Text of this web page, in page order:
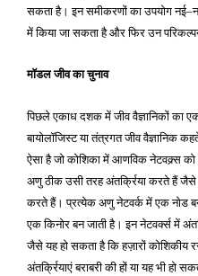
सकता है। इन समीकरणों का उपयोग नई–
में किया जा सकता है और फिर उन
मॉडल जीव का चुनाव
पिछले एकाध दशक में जीव वैज्ञानिकों का
बायोलॉजिस्ट या तंत्रगत जीव वैज्ञानिक
ऐसा है जो कोशिका में आणविक नेटवक्र्स
अणु ठीक उसी तरह अंतर्क्रिया करते हैं जैसे
करते हैं। प्रत्येक अणु नेटवर्क में एक नोड
एक किनोर बन जाती है। इन नेटवर्क्स में
जैसे यह हो सकता है कि हज़ारों कोशिकीय
अंतर्क्रियाएं बराबरी की हों या यह भी